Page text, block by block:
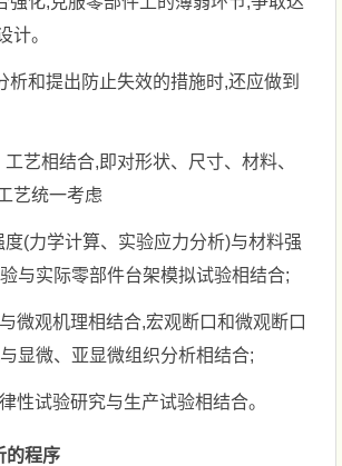
计。
析和提出防止失效的措施时,还应做到
工艺相结合,即对形状、尺寸、材料、
艺统一考虑
度(力学计算、实验应力分析)与材料强
与实际零部件台架模拟试验相结合;
微观机理相结合,宏观断口和微观断口
显微、亚显微组织分析相结合;
性试验研究与生产试验相结合。
的程序